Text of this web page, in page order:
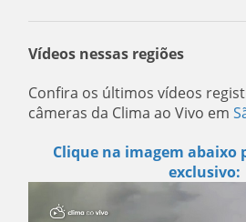
Vídeos nessas regiões
Confira os últimos vídeos
câmeras da Clima ao Vivo em
Clique na imagem abaixo
exclusivo: